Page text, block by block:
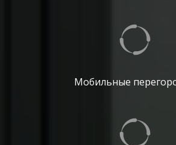
Мобильные